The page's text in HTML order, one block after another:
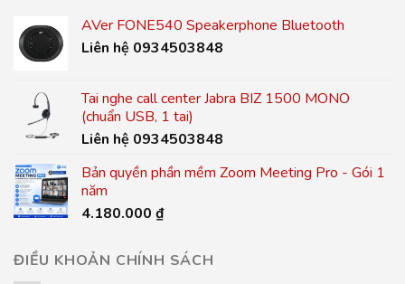
AVer FONE540 Speakerphone Bluetooth
Liên hệ 0934503848
Tai nghe call center Jabra BIZ 1500 MONO
(chuẩn USB, 1 tai)
Liên hệ 0934503848
Bản quyền phần mềm Zoom Meeting Pro - Gói 1
năm
4.180.000 ₫
ĐIỀU KHOẢN CHÍNH SÁCH